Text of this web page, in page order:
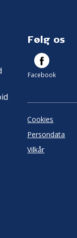
Cookies
Persondata
Vilkår
Følg os
Facebook